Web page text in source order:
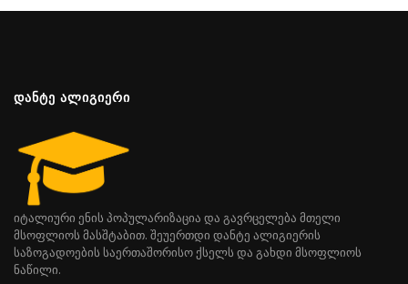
ᲓᲐᲜᲢᲔ ᲐᲚᲘᲒᲘᲔᲠᲘ
იტალიური ენის პოპულარიზაცია და გავრცელება მთელი
მსოფლიოს მასშტაბით. შეუერთდი დანტე ალიგიერის
საზოგადოების საერთაშორისო ქსელს და გახდი მსოფლიოს
ნაწილი.